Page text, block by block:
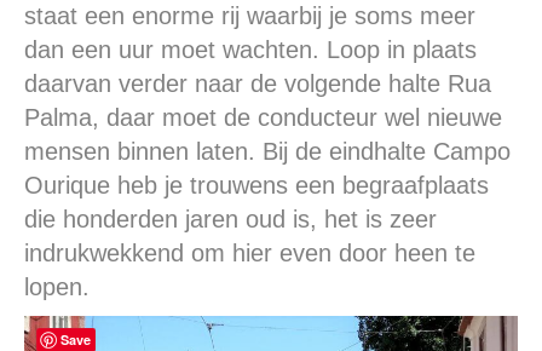
staat een enorme rij waarbij je soms meer
dan een uur moet wachten. Loop in plaats
daarvan verder naar de volgende halte Rua
Palma, daar moet de conducteur wel nieuwe
mensen binnen laten. Bij de eindhalte Campo
Ourique heb je trouwens een begraafplaats
die honderden jaren oud is, het is zeer
indrukwekkend om hier even door heen te
lopen.
Save